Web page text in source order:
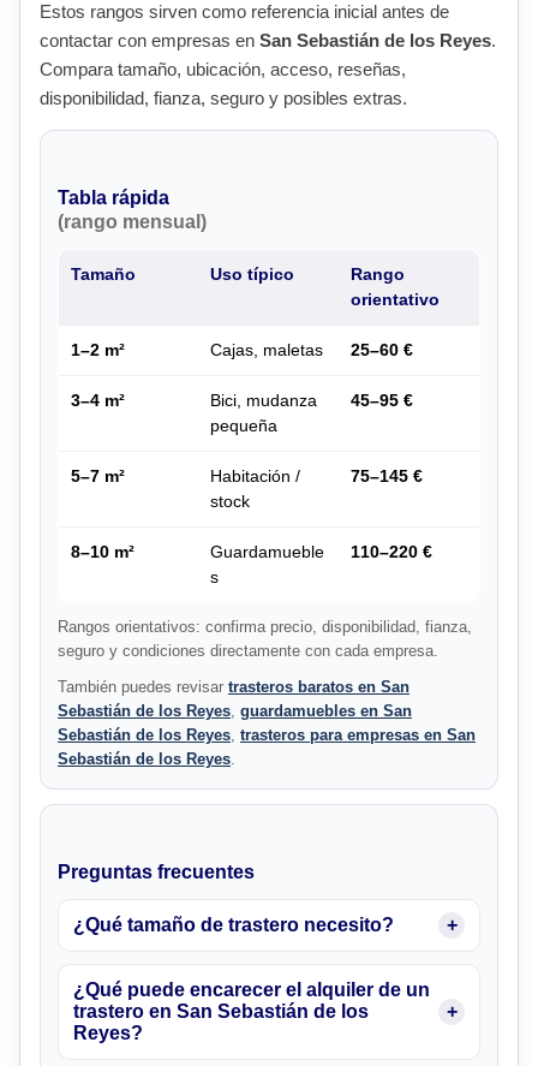
Estos rangos sirven como referencia inicial antes de
contactar con empresas en San Sebastián de los Reyes.
Compara tamaño, ubicación, acceso, reseñas,
disponibilidad, fianza, seguro y posibles extras.
Tabla rápida
(rango mensual)
Tamaño Uso típico
Rango
orientativo
1–2 m² Cajas, maletas 25–60 €
3–4 m²
Bici, mudanza
pequeña
45–95 €
5–7 m²
Habitación /
stock
75–145 €
8–10 m²
Guardamueble
s
110–220 €
Rangos orientativos: confirma precio, disponibilidad, fianza,
seguro y condiciones directamente con cada empresa.
También puedes revisar trasteros baratos en San
Sebastián de los Reyes, guardamuebles en San
Sebastián de los Reyes, trasteros para empresas en San
Sebastián de los Reyes.
Preguntas frecuentes
¿Qué tamaño de trastero necesito?
¿Qué puede encarecer el alquiler de un
trastero en San Sebastián de los
Reyes?